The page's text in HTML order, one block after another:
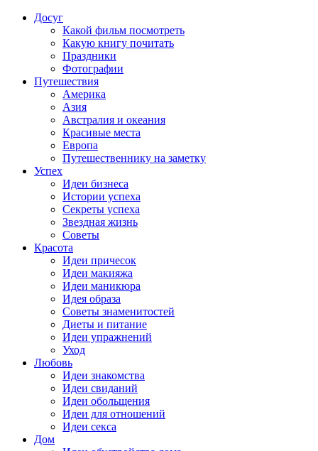
Досуг
Какой фильм посмотреть
Какую книгу почитать
Праздники
Фотографии
Путешествия
Америка
Азия
Австралия и океания
Красивые места
Европа
Путешественнику на заметку
Успех
Идеи бизнеса
Истории успеха
Секреты успеха
Звездная жизнь
Советы
Красота
Идеи причесок
Идеи макияжа
Идеи маникюра
Идея образа
Советы знаменитостей
Диеты и питание
Идеи упражнений
Уход
Любовь
Идеи знакомства
Идеи свиданий
Идеи обольщения
Идеи для отношений
Идеи секса
Дом